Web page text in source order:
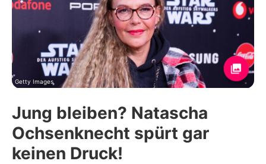
Filme & Serien
Lifestyle
Familie & Liebe
Promiflash Exklusiv
Alle Themen auf Promiflash
Jobs
Getty Images
Jung bleiben? Natascha
Ochsenknecht spürt gar
keinen Druck!